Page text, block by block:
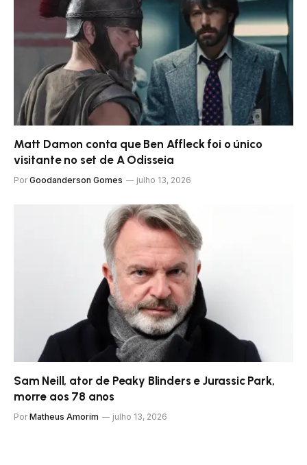
Matt Damon conta que Ben Affleck foi o único
visitante no set de A Odisseia
Por Goodanderson Gomes julho 13, 2026
Sam Neill, ator de Peaky Blinders e Jurassic Park,
morre aos 78 anos
Por Matheus Amorim julho 13, 2026